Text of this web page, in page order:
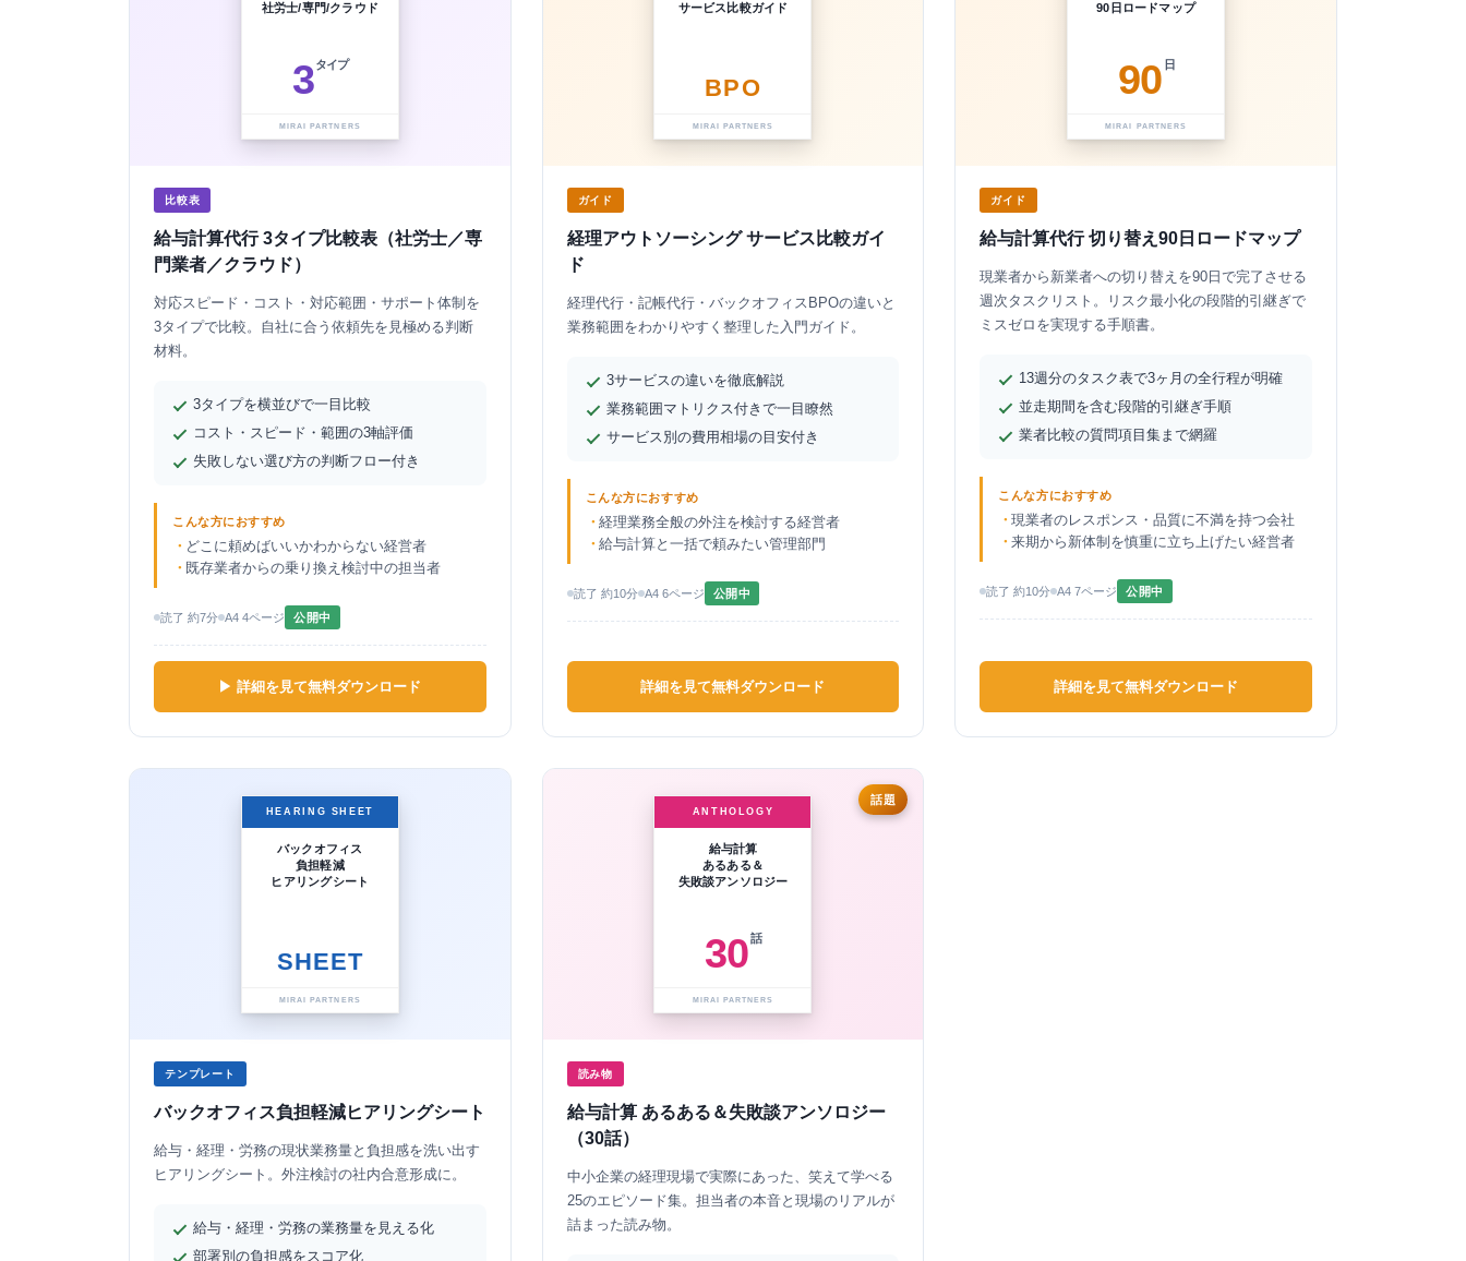
社労士/専門/クラウド
3 タイプ
MIRAI PARTNERS
比較表
給与計算代行 3タイプ比較表（社労士／専
門業者／クラウド）
対応スピード・コスト・対応範囲・サポート体制を
3タイプで比較。自社に合う依頼先を見極める判断
材料。
3タイプを横並びで一目比較
コスト・スピード・範囲の3軸評価
失敗しない選び方の判断フロー付き
こんな方におすすめ
どこに頼めばいいかわからない経営者
既存業者からの乗り換え検討中の担当者
読了 約7分 A4 4ページ 公開中
▶ 詳細を見て無料ダウンロード
サービス比較ガイド
BPO
MIRAI PARTNERS
ガイド
経理アウトソーシング サービス比較ガイ
ド
経理代行・記帳代行・バックオフィスBPOの違いと
業務範囲をわかりやすく整理した入門ガイド。
3サービスの違いを徹底解説
業務範囲マトリクス付きで一目瞭然
サービス別の費用相場の目安付き
こんな方におすすめ
経理業務全般の外注を検討する経営者
給与計算と一括で頼みたい管理部門
読了 約10分 A4 6ページ 公開中
詳細を見て無料ダウンロード
90日ロードマップ
90 日
MIRAI PARTNERS
ガイド
給与計算代行 切り替え90日ロードマップ
現業者から新業者への切り替えを90日で完了させる
週次タスクリスト。リスク最小化の段階的引継ぎで
ミスゼロを実現する手順書。
13週分のタスク表で3ヶ月の全行程が明確
並走期間を含む段階的引継ぎ手順
業者比較の質問項目集まで網羅
こんな方におすすめ
現業者のレスポンス・品質に不満を持つ会社
来期から新体制を慎重に立ち上げたい経営者
読了 約10分 A4 7ページ 公開中
詳細を見て無料ダウンロード
HEARING SHEET
バックオフィス
負担軽減
ヒアリングシート
SHEET
MIRAI PARTNERS
テンプレート
バックオフィス負担軽減ヒアリングシート
給与・経理・労務の現状業務量と負担感を洗い出す
ヒアリングシート。外注検討の社内合意形成に。
給与・経理・労務の業務量を見える化
部署別の負担感をスコア化
話題
ANTHOLOGY
給与計算
あるある＆
失敗談アンソロジー
30話
MIRAI PARTNERS
読み物
給与計算 あるある＆失敗談アンソロジー
（30話）
中小企業の経理現場で実際にあった、笑えて学べる
25のエピソード集。担当者の本音と現場のリアルが
詰まった読み物。